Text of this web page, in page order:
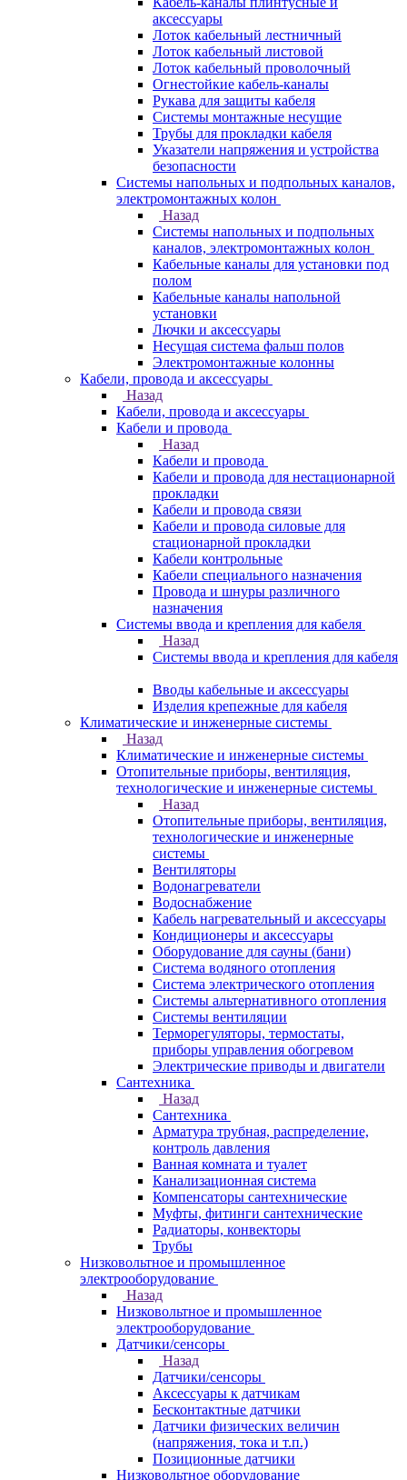
аксессуары
Лоток кабельный лестничный
Лоток кабельный листовой
Лоток кабельный проволочный
Огнестойкие кабель-каналы
Рукава для защиты кабеля
Системы монтажные несущие
Трубы для прокладки кабеля
Указатели напряжения и устройства
безопасности
Системы напольных и подпольных каналов,
электромонтажных колон
Назад
Системы напольных и подпольных
каналов, электромонтажных колон
Кабельные каналы для установки под
полом
Кабельные каналы напольной
установки
Лючки и аксессуары
Несущая система фальш полов
Электромонтажные колонны
Кабели, провода и аксессуары
Назад
Кабели, провода и аксессуары
Кабели и провода
Назад
Кабели и провода
Кабели и провода для нестационарной
прокладки
Кабели и провода связи
Кабели и провода силовые для
стационарной прокладки
Кабели контрольные
Кабели специального назначения
Провода и шнуры различного
назначения
Системы ввода и крепления для кабеля
Назад
Системы ввода и крепления для кабеля
Вводы кабельные и аксессуары
Изделия крепежные для кабеля
Климатические и инженерные системы
Назад
Климатические и инженерные системы
Отопительные приборы, вентиляция,
технологические и инженерные системы
Назад
Отопительные приборы, вентиляция,
технологические и инженерные
системы
Вентиляторы
Водонагреватели
Водоснабжение
Кабель нагревательный и аксессуары
Кондиционеры и аксессуары
Оборудование для сауны (бани)
Система водяного отопления
Система электрического отопления
Системы альтернативного отопления
Системы вентиляции
Терморегуляторы, термостаты,
приборы управления обогревом
Электрические приводы и двигатели
Сантехника
Назад
Сантехника
Арматура трубная, распределение,
контроль давления
Ванная комната и туалет
Канализационная система
Компенсаторы сантехнические
Муфты, фитинги сантехнические
Радиаторы, конвекторы
Трубы
Низковольтное и промышленное
электрооборудование
Назад
Низковольтное и промышленное
электрооборудование
Датчики/сенсоры
Назад
Датчики/сенсоры
Аксессуары к датчикам
Бесконтактные датчики
Датчики физических величин
(напряжения, тока и т.п.)
Позиционные датчики
Низковольтное оборудование